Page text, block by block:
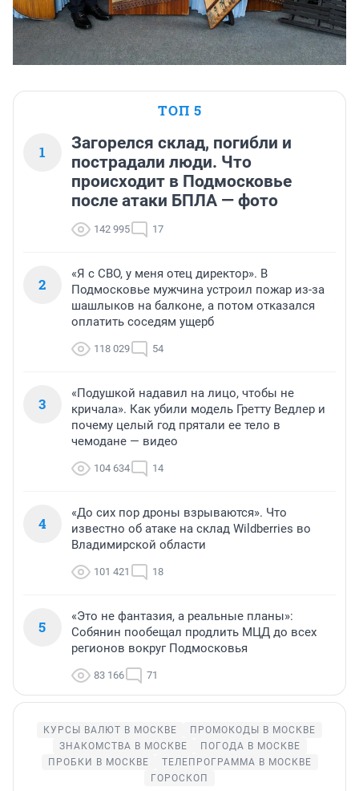
ТОП 5
1
Загорелся склад, погибли и
пострадали люди. Что
происходит в Подмосковье
после атаки БПЛА — фото
142 995 17
2
«Я с СВО, у меня отец директор». В
Подмосковье мужчина устроил пожар из-за
шашлыков на балконе, а потом отказался
оплатить соседям ущерб
118 029 54
3
«Подушкой надавил на лицо, чтобы не
кричала». Как убили модель Гретту Ведлер и
почему целый год прятали ее тело в
чемодане — видео
104 634 14
4
«До сих пор дроны взрываются». Что
известно об атаке на склад Wildberries во
Владимирской области
101 421 18
5
«Это не фантазия, а реальные планы»:
Собянин пообещал продлить МЦД до всех
регионов вокруг Подмосковья
83 166 71
КУРСЫ ВАЛЮТ В МОСКВЕ
ПРОМОКОДЫ В МОСКВЕ
ЗНАКОМСТВА В МОСКВЕ
ПОГОДА В МОСКВЕ
ПРОБКИ В МОСКВЕ
ТЕЛЕПРОГРАММА В МОСКВЕ
ГОРОСКОП